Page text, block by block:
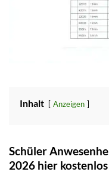
Inhalt Anzeigen
Schüler
2026 hier